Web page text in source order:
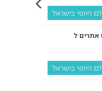
היופי בישראל
היופי בישראל